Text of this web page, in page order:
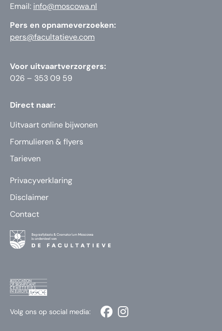
Email: info@moscowa.nl
Pers en opnameverzoeken:
pers@facultatieve.com
Voor uitvaartverzorgers:
026 – 353 09 59
Direct naar:
Uitvaart online bijwonen
Formulieren & flyers
Tarieven
Privacyverklaring
Disclaimer
Contact
Volg ons op social media: